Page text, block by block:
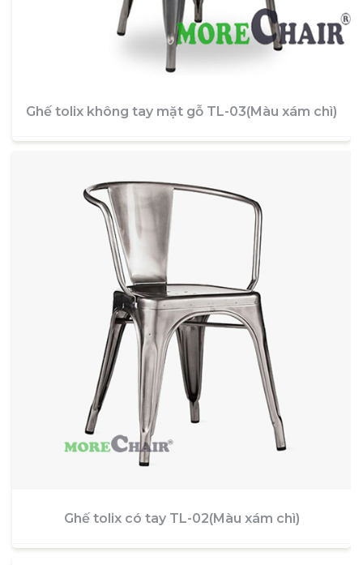
Ghế tolix không tay mặt gỗ TL-03(Màu xám chì)
Ghế tolix có tay TL-02(Màu xám chì)